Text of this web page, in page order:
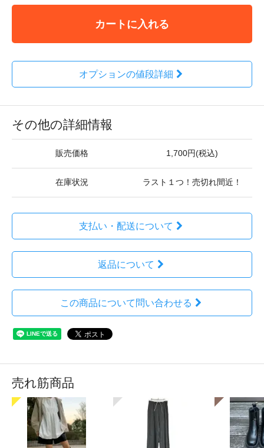
カートに入れる
オプションの値段詳細
その他の詳細情報
販売価格 1,700円(税込)
在庫状況 ラスト１つ！売切れ間近！
支払い・配送について
返品について
この商品について問い合わせる
売れ筋商品